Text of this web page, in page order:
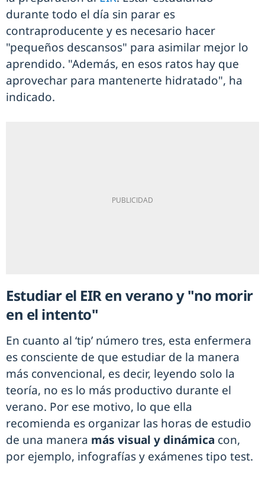
durante todo el día sin parar es
contraproducente y es necesario hacer
"pequeños descansos" para asimilar mejor lo
aprendido. "Además, en esos ratos hay que
aprovechar para mantenerte hidratado", ha
indicado.
Estudiar el EIR en verano y "no morir
en el intento"
En cuanto al ‘tip’ número tres, esta enfermera
es consciente de que estudiar de la manera
más convencional, es decir, leyendo solo la
teoría, no es lo más productivo durante el
verano. Por ese motivo, lo que ella
recomienda es organizar las horas de estudio
de una manera más visual y dinámica con,
por ejemplo, infografías y exámenes tipo test.